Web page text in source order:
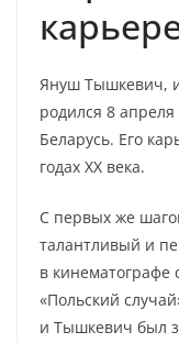
Януш Тышкевич,
родился 8
Беларусь. Его
годах XX века.
С первых же
талантливый и
в кинематографе
«Польский
и Тышкевич был